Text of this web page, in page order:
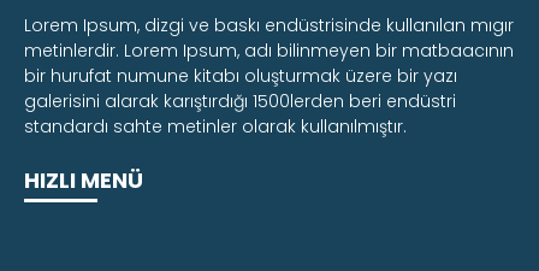
Lorem Ipsum, dizgi ve baskı endüstrisinde kullanılan mıgır
metinlerdir. Lorem Ipsum, adı bilinmeyen bir matbaacının
bir hurufat numune kitabı oluşturmak üzere bir yazı
galerisini alarak karıştırdığı 1500lerden beri endüstri
standardı sahte metinler olarak kullanılmıştır.
HIZLI MENÜ